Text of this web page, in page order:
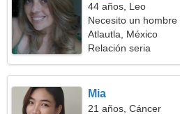
44 años, Leo
Necesito un
Atlautla, México
Relación seria
Mia
21 años, Cáncer